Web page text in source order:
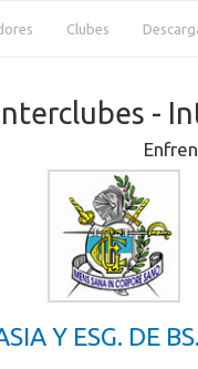
Clubes
-
Y ESG. DE